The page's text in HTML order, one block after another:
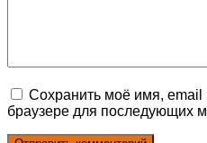
Сохранить моё имя, email
браузере для последующих